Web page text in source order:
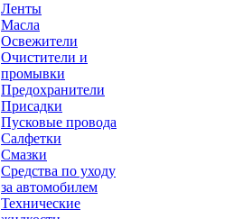
Ленты
Масла
Освежители
Очистители и
промывки
Предохранители
Присадки
Пусковые провода
Салфетки
Смазки
Средства по уходу
за автомобилем
Технические